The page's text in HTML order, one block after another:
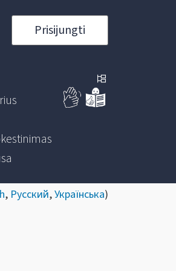
Prisijungti
, Русский,Українська)